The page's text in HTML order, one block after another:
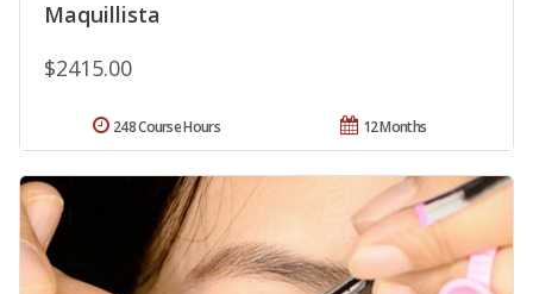
Maquillista
$2415.00
12 Months
248 Course Hours